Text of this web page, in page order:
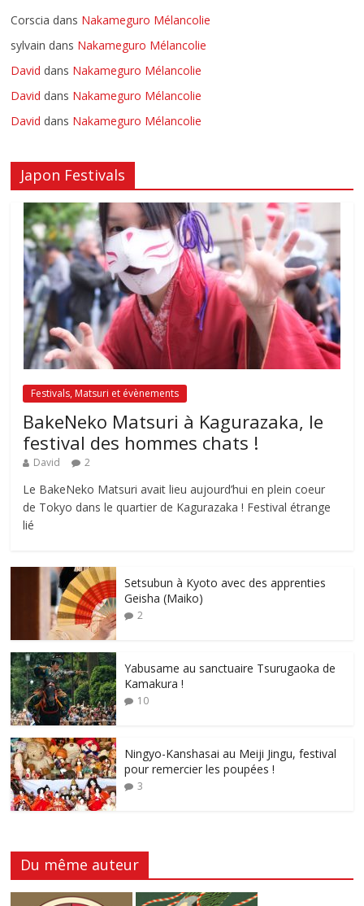
Corscia dans Nakameguro Mélancolie
sylvain dans Nakameguro Mélancolie
David dans Nakameguro Mélancolie
David dans Nakameguro Mélancolie
David dans Nakameguro Mélancolie
Japon Festivals
Festivals, Matsuri et évènements
BakeNeko Matsuri à Kagurazaka, le
festival des hommes chats !
David 2
Le BakeNeko Matsuri avait lieu aujourd’hui en plein coeur
de Tokyo dans le quartier de Kagurazaka ! Festival étrange
lié
Setsubun à Kyoto avec des apprenties
Geisha (Maiko)
2
Yabusame au sanctuaire Tsurugaoka de
Kamakura !
10
Ningyo-Kanshasai au Meiji Jingu, festival
pour remercier les poupées !
3
Du même auteur